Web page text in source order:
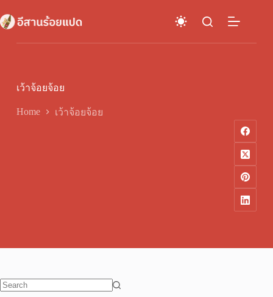
to
content
เว้าจ้อยจ้อย
Home เว้าจ้อยจ้อย